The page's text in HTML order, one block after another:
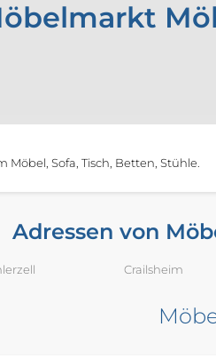
Sofa, Tisch, Betten, Stühle.
Adressen von
Crailsheim